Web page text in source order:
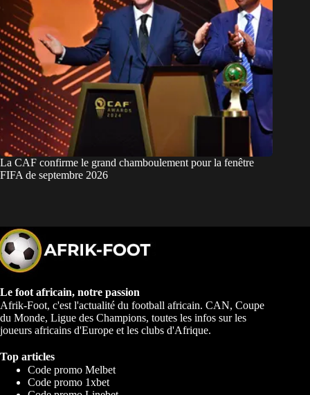
La CAF confirme le grand chamboulement pour la fenêtre
FIFA de septembre 2026
Le foot africain, notre passion
Afrik-Foot, c'est l'actualité du football africain. CAN, Coupe
du Monde, Ligue des Champions, toutes les infos sur les
joueurs africains d'Europe et les clubs d'Afrique.
Top articles
Code promo Melbet
Code promo 1xbet